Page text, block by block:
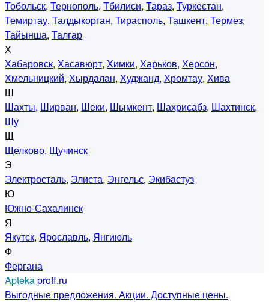
Тобольск, Тернополь, Тбилиси, Тараз, Туркестан,
Темиртау, Талдыкорган, Тирасполь, Ташкент, Термез,
Тайынша, Талгар
Х
Хабаровск, Хасавюрт, Химки, Харьков, Херсон,
Хмельницкий, Хырдалан, Худжанд, Хромтау, Хива
Ш
Шахты, Ширван, Шеки, Шымкент, Шахрисабз, Шахтинск,
Шу
Щ
Щелково, Щучинск
Э
Электросталь, Элиста, Энгельс, Экибастуз
Ю
Южно-Сахалинск
Я
Якутск, Ярославль, Янгиюль
Ф
Фергана
Aptekaproff.ru
Выгодные предложения. Акции. Доступные цены.